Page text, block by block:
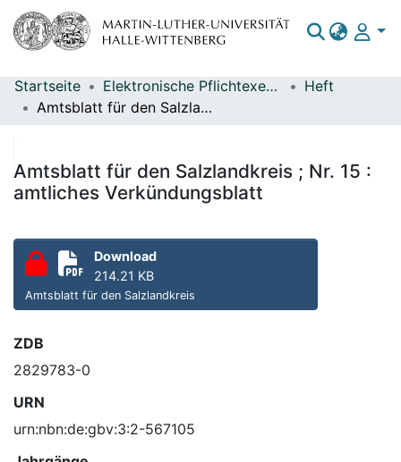
Bereiche & Sammlungen
Statistiken
Startseite Elektronische Pflichtexemplare
Heft
Amtsblatt für den Salzlandkreis ; Nr. 15 : amtliches Verkündungsblatt
Amtsblatt für den Salzlandkreis ; Nr. 15 :
amtliches Verkündungsblatt
Download
214.21 KB
Amtsblatt für den Salzlandkreis
ZDB
2829783-0
URN
urn:nbn:de:gbv:3:2-567105